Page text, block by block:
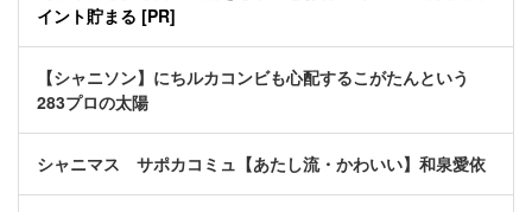
イント貯まる [PR]
【シャニソン】にちルカコンビも心配するこがたんという
283プロの太陽
シャニマス サポカコミュ【あたし流・かわいい】和泉愛依